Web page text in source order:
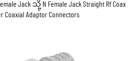
Jack သို့ N Female Jack Straight Rf Coax
Coaxial Adaptor Connectors